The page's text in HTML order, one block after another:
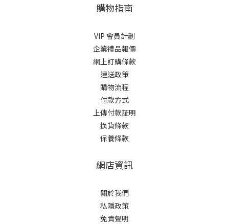
購物指南
VIP 會員計劃
企業禮品報價
網上訂購條款
運送政策
購物流程
付款方式
上傳付款証明
換貨條款
保養條款
網店資訊
關於我們
私隱政策
免責聲明